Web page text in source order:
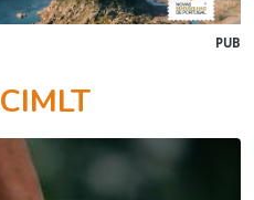
PUB
CIMLT